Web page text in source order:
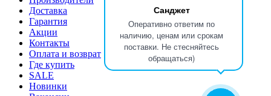
Санджет
Оперативно ответим по
наличию, ценам или срокам
поставки. Не стесняйтесь
обращаться)
Доставка
Гарантия
Акции
Контакты
Оплата и возврат
Где купить
SALE
Новинки